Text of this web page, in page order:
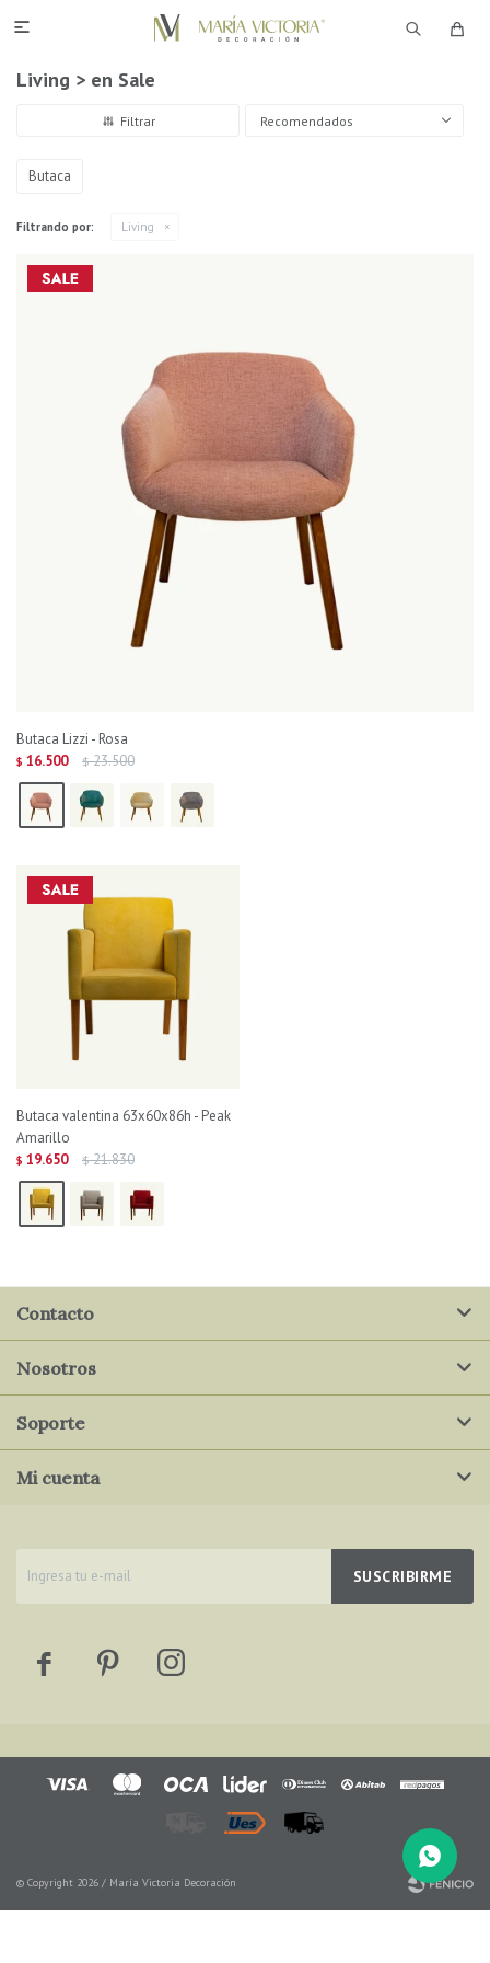

Living > en Sale
Recomendados
Butaca
Filtrando por: Living
Butaca Lizzi - Rosa
$ 16.500 $ 23.500
Butaca valentina 63x60x86h - Peak
Amarillo
$ 19.650 $ 21.830
SUSCRIBIRME
  
Contacto
Nosotros
Soporte
Mi cuenta
© Copyright 2026 / María Victoria Decoración